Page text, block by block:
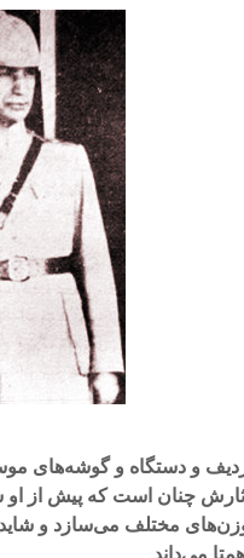
و دستگاه و گوشه‌های
آثارش چنان است که پیش از
وزن‌های مختلف می‌سازد و
می‌داند.